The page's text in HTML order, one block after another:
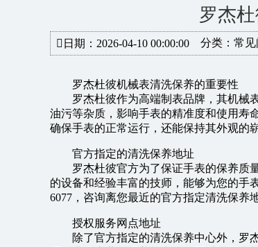
罗杰
日期：2026-04-10 00:00:00 分类： 常见
罗杰杜彼机械表清洗保养的重要性
罗杰杜彼作为高端制表品牌，其机械
油污等杂质，影响手表的精准度和使用寿
确保手表的正常运行，还能保持其外观的
官方指定的清洗保养地址
罗杰杜彼官方为了保证手表的保养质
的设备和经验丰富的技师，能够为您的手
6077，咨询离您最近的官方指定清洗保养地
授权服务网点地址
除了官方指定的清洗保养中心外，罗